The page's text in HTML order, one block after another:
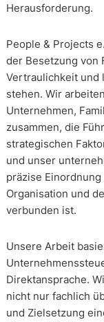
Herausforderung.
People & Projects
der Besetzung von
Vertraulichkeit und
stehen. Wir
Unternehmen,
zusammen, die
strategischen
und unser
präzise
Organisation und
verbunden ist.
Unsere Arbeit
Direktansprache.
nicht nur fachlich
und Zielsetzung